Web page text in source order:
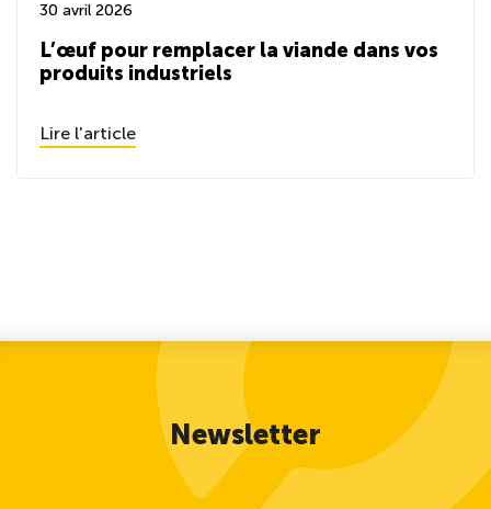
30 avril 2026
L’œuf pour remplacer la viande dans vos
produits industriels
Lire l'article
Newsletter